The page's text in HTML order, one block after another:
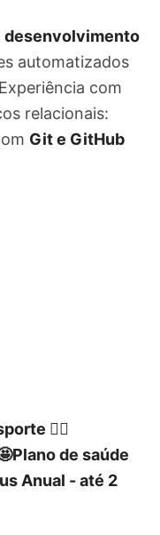
desenvolvimento
automatizados
com
relacionais:
Git e GitHub
🏃‍♂️
de saúde
Anual - até 2